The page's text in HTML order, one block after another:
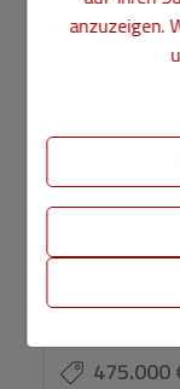
NEU
Chalet zu
475.000
anzuzeigen.